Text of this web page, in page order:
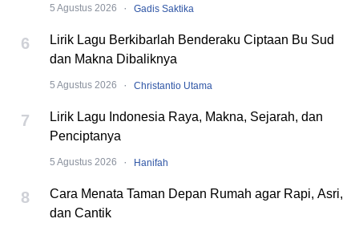
5 Agustus 2026 · Gadis Saktika
6
Lirik Lagu Berkibarlah Benderaku Ciptaan Bu Sud
dan Makna Dibaliknya
5 Agustus 2026 · Christantio Utama
7
Lirik Lagu Indonesia Raya, Makna, Sejarah, dan
Penciptanya
5 Agustus 2026 · Hanifah
8
Cara Menata Taman Depan Rumah agar Rapi, Asri,
dan Cantik